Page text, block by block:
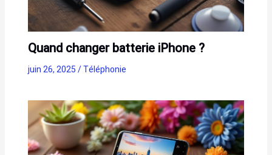
Quand changer batterie iPhone ?
juin 26, 2025/Téléphonie